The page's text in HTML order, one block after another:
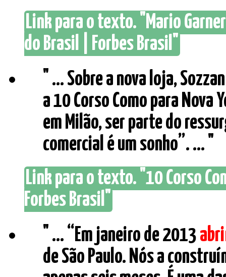
Link para o texto. "Mario
do Brasil | Forbes Brasil"
" ... Sobre a nova loja,
a 10 Corso Como para Nova
em Milão, ser parte do
comercial é um sonho”. ... "
Link para o texto. "10 Corso
Forbes Brasil"
" ... “Em janeiro de 2013
de São Paulo. Nós a